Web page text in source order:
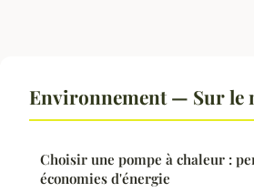
Environnement — Sur le
Choisir une pompe à chaleur :
économies d'énergie